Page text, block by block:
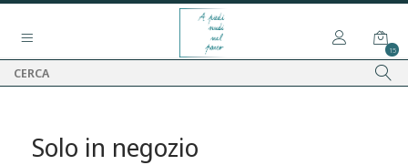
15
Solo in negozio